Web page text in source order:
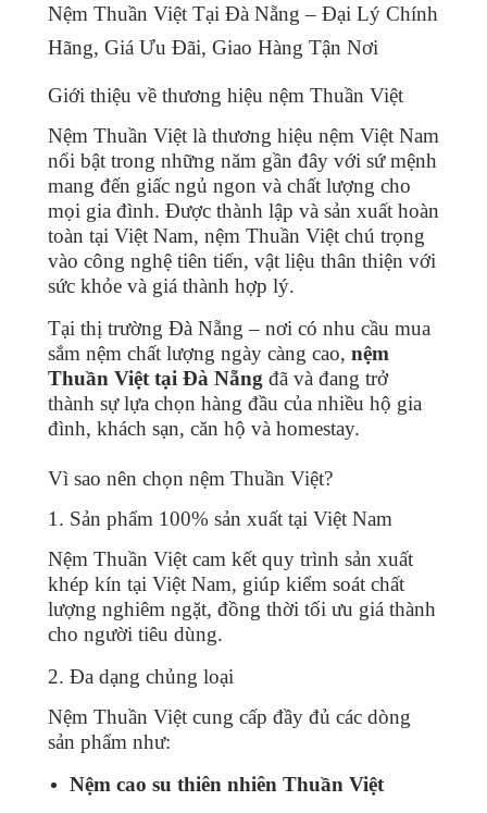
Nệm Thuần Việt Tại Đà Nẵng – Đại Lý Chính
Hãng, Giá Ưu Đãi, Giao Hàng Tận Nơi
Giới thiệu về thương hiệu nệm Thuần Việt
Nệm Thuần Việt là thương hiệu nệm Việt Nam
nổi bật trong những năm gần đây với sứ mệnh
mang đến giấc ngủ ngon và chất lượng cho
mọi gia đình. Được thành lập và sản xuất hoàn
toàn tại Việt Nam, nệm Thuần Việt chú trọng
vào công nghệ tiên tiến, vật liệu thân thiện với
sức khỏe và giá thành hợp lý.
Tại thị trường Đà Nẵng – nơi có nhu cầu mua
sắm nệm chất lượng ngày càng cao, nệm
Thuần Việt tại Đà Nẵng đã và đang trở
thành sự lựa chọn hàng đầu của nhiều hộ gia
đình, khách sạn, căn hộ và homestay.
Vì sao nên chọn nệm Thuần Việt?
1. Sản phẩm 100% sản xuất tại Việt Nam
Nệm Thuần Việt cam kết quy trình sản xuất
khép kín tại Việt Nam, giúp kiểm soát chất
lượng nghiêm ngặt, đồng thời tối ưu giá thành
cho người tiêu dùng.
2. Đa dạng chủng loại
Nệm Thuần Việt cung cấp đầy đủ các dòng
sản phẩm như:
Nệm cao su thiên nhiên Thuần Việt